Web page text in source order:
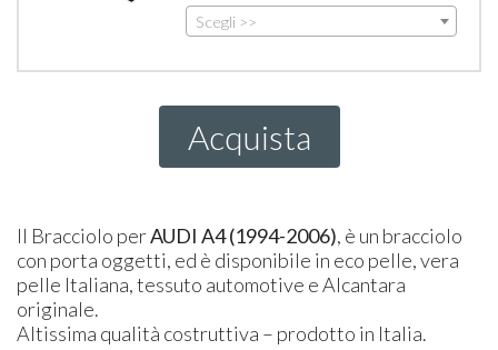
Scegli >>
Acquista
Il Bracciolo perAUDI A4 (1994-2006), è un bracciolo
con porta oggetti, ed è disponibile in eco pelle, vera
pelle Italiana, tessuto automotive e Alcantara
originale.
Altissima qualità costruttiva – prodotto in Italia.